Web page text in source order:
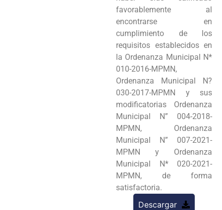
favorablemente al
encontrarse en
cumplimiento de los
requisitos establecidos en
la Ordenanza Municipal N*
010-2016-MPMN,
Ordenanza Municipal N?
030-2017-MPMN y sus
modificatorias Ordenanza
Municipal N” 004-2018-
MPMN, Ordenanza
Municipal N” 007-2021-
MPMN y Ordenanza
Municipal N* 020-2021-
MPMN, de forma
satisfactoria.
Descargar